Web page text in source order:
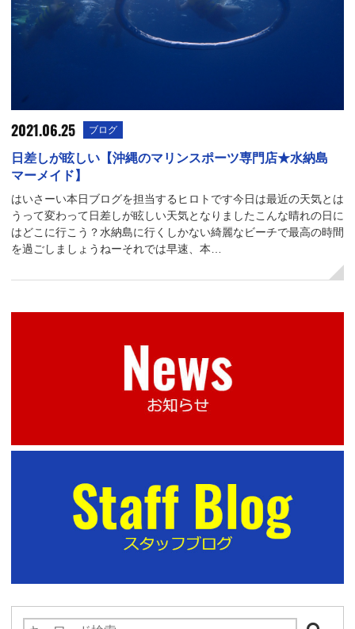
2021.06.25 ブログ
日差しが眩しい【沖縄のマリンスポーツ専門店★水納島
マーメイド】
はいさーい本日ブログを担当するヒロトです今日は最近の天気とは
うって変わって日差しが眩しい天気となりましたこんな晴れの日に
はどこに行こう？水納島に行くしかない綺麗なビーチで最高の時間
を過ごしましょうねーそれでは早速、本…